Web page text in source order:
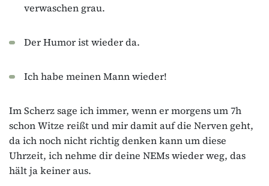
verwaschen grau.
Der Humor ist wieder da.
Ich habe meinen Mann wieder!
Im Scherz sage ich immer, wenn er morgens um 7h
schon Witze reißt und mir damit auf die Nerven geht,
da ich noch nicht richtig denken kann um diese
Uhrzeit, ich nehme dir deine NEMs wieder weg, das
hält ja keiner aus.